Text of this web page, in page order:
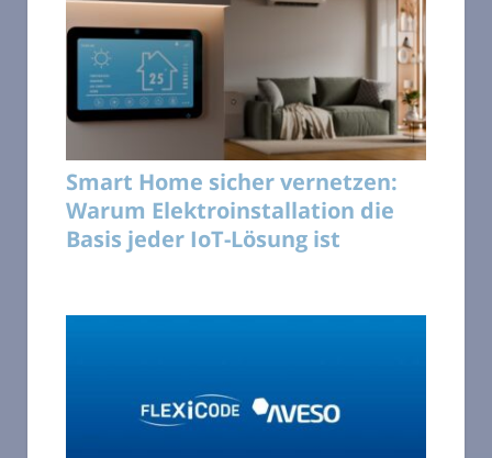
Smart Home sicher vernetzen:
Warum Elektroinstallation die
Basis jeder IoT-Lösung ist